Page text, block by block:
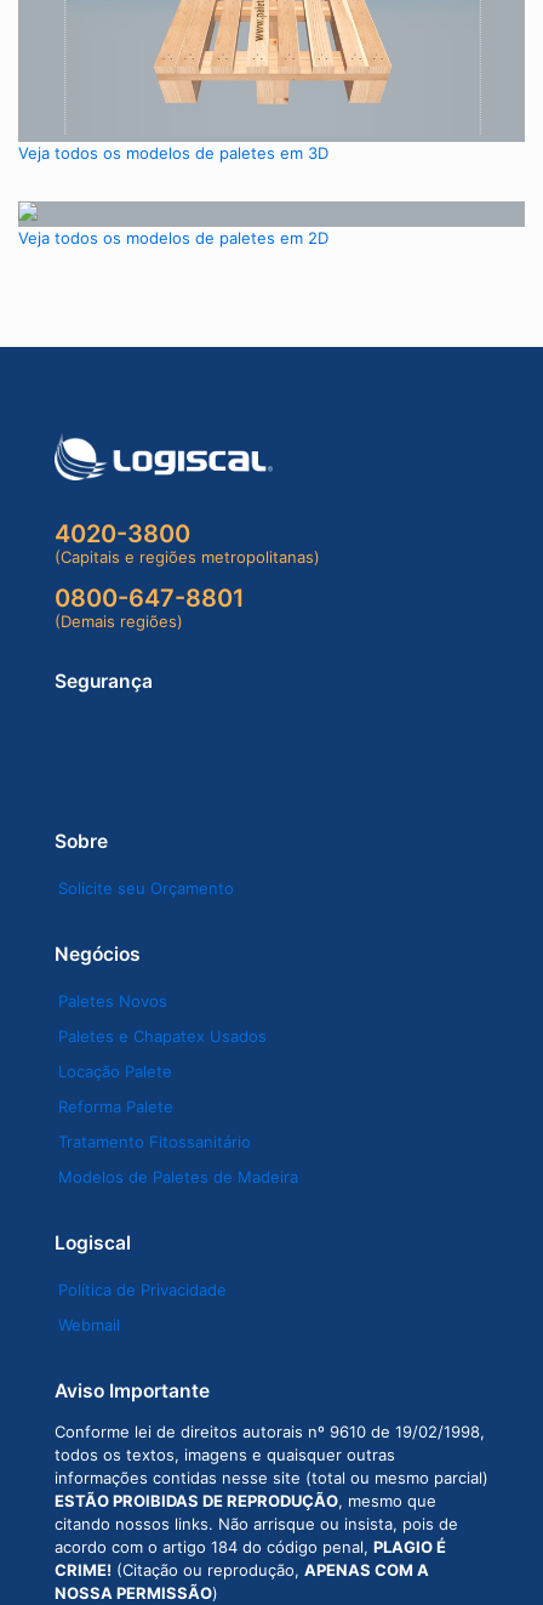
Veja todos os modelos de paletes em 3D
Veja todos os modelos de paletes em 2D
4020-3800
(Capitais e regiões metropolitanas)
0800-647-8801
(Demais regiões)
Segurança
Sobre
Solicite seu Orçamento
Negócios
Paletes Novos
Paletes e Chapatex Usados
Locação Palete
Reforma Palete
Tratamento Fitossanitário
Modelos de Paletes de Madeira
Logiscal
Política de Privacidade
Webmail
Aviso Importante
Conforme lei de direitos autorais nº 9610 de 19/02/1998,
todos os textos, imagens e quaisquer outras
informações contidas nesse site (total ou mesmo parcial)
ESTÃO PROIBIDAS DE REPRODUÇÃO, mesmo que
citando nossos links. Não arrisque ou insista, pois de
acordo com o artigo 184 do código penal, PLAGIO É
CRIME! (Citação ou reprodução, APENAS COM A
NOSSA PERMISSÃO)